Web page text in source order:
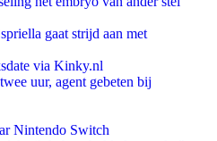
gaat strijd aan met
via Kinky.nl
uur, agent gebeten bij
Nintendo Switch